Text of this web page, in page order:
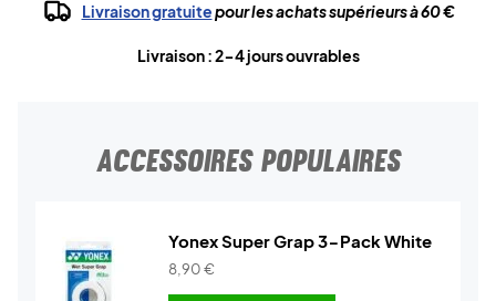
Livraison gratuitepour les achats supérieurs à 60 €
Livraison : 2-4 jours ouvrables
ACCESSOIRES POPULAIRES
Yonex Super Grap 3-Pack White
8,90€